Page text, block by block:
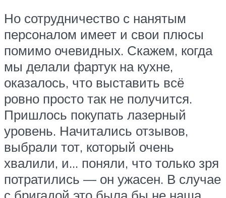
Но сотрудничество с нанятым
персоналом имеет и свои плюсы
помимо очевидных. Скажем, когда
мы делали фартук на кухне,
оказалось, что выставить всё
ровно просто так не получится.
Пришлось покупать лазерный
уровень. Начитались отзывов,
выбрали тот, который очень
хвалили, и… поняли, что только зря
потратились — он ужасен. В случае